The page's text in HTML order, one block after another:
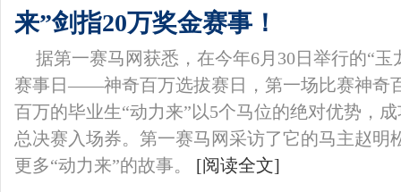
来”剑指20万奖金赛事！
据第一赛马网获悉，在今年6月30日举行的“玉
赛事日——神奇百万选拔赛日，第一场比赛神奇
百万的毕业生“动力来”以5个马位的绝对优势，
总决赛入场券。第一赛马网采访了它的马主赵明
更多“动力来”的故事。 [阅读全文]